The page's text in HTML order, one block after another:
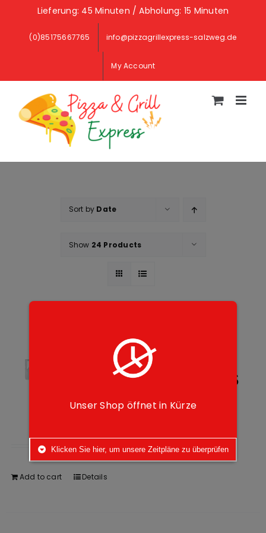
content
Lieferung: 45 Minuten / Abholung: 15 Minuten
(0)85175667765 info@pizzagrillexpress-salzweg.de
My Account
Sort by Date
Show 24 Products
168.
Hausgemachtes
Tiramisu
Add to cart Details
Unser Shop öffnet in Kürze
Klicken Sie hier, um unsere Zeitpläne zu überprüfen